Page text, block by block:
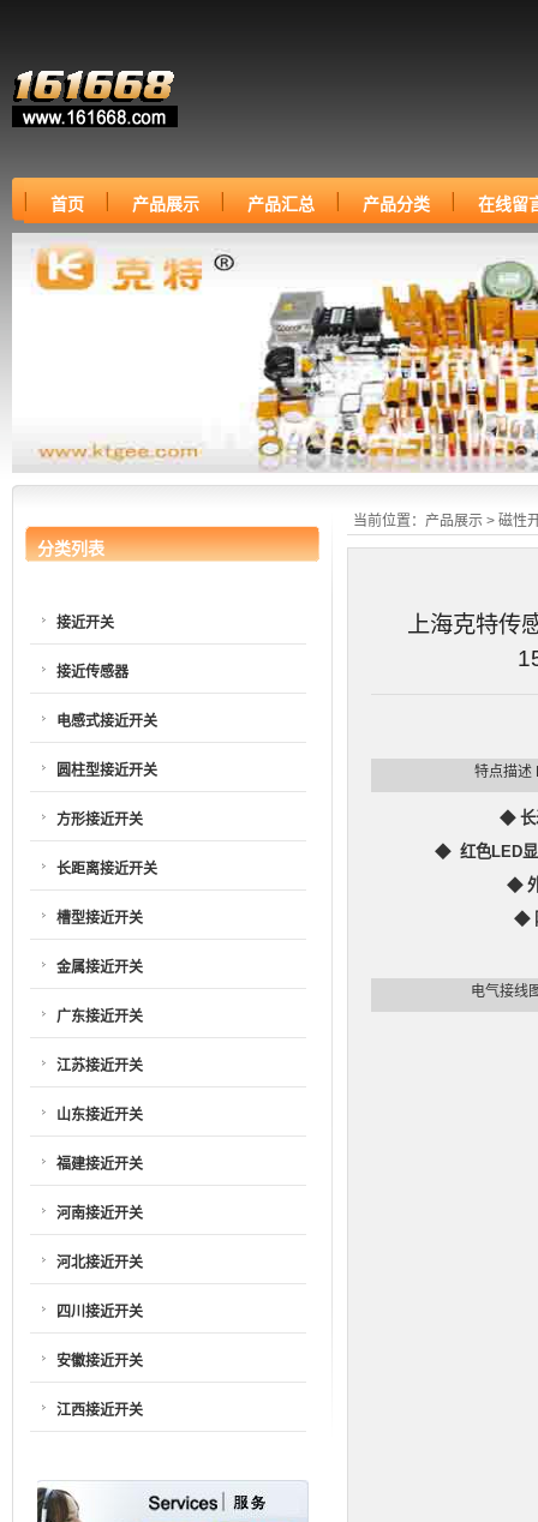
首页 产品展示 产品汇总 产品分类 在线留
当前位置： 产品展示 > 磁性
上海克特传
特点描述
◆
◆ 红色LED
◆
◆
电气接线
分类列表
接近开关
接近传感器
电感式接近开关
圆柱型接近开关
方形接近开关
长距离接近开关
槽型接近开关
金属接近开关
广东接近开关
江苏接近开关
山东接近开关
福建接近开关
河南接近开关
河北接近开关
四川接近开关
安徽接近开关
江西接近开关